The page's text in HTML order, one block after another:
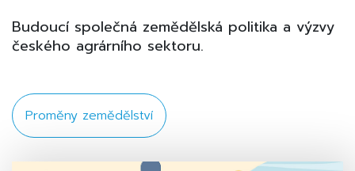
Budoucí společná zemědělská politika a výzvy
českého agrárního sektoru.
Proměny zemědělství